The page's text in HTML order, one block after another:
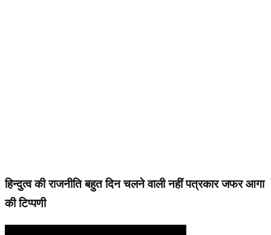
हिन्दुत्व की राजनीति बहुत दिन चलने वाली नहीं पत्रकार जफर आगा
की टिप्पणी